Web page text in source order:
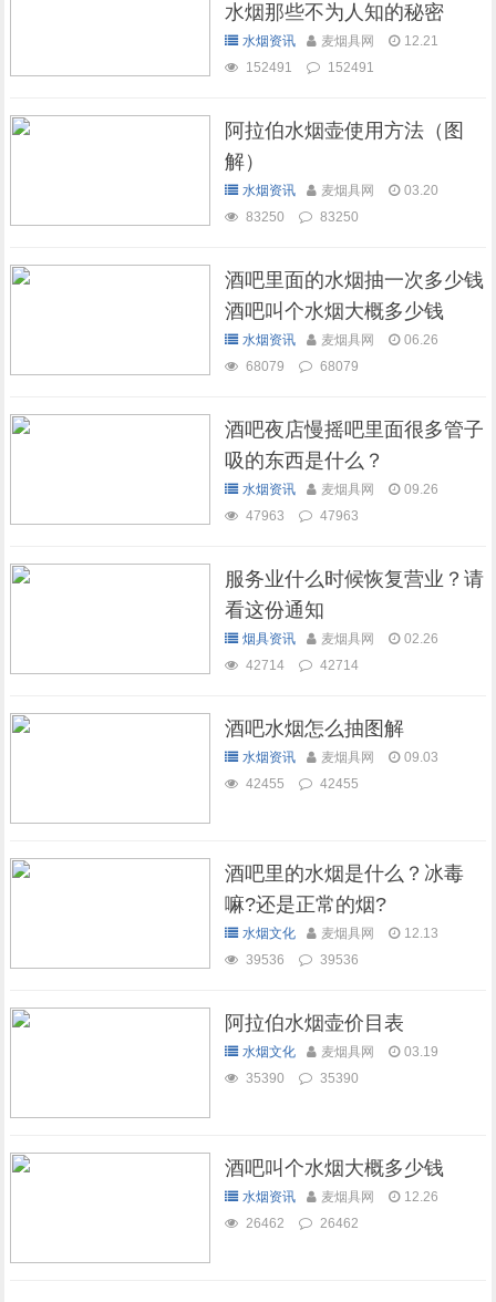
水烟那些不为人知的秘密
水烟资讯 麦烟具网
12.21
152491
152491
阿拉伯水烟壶使用方法（图
解）
水烟资讯 麦烟具网
03.20
83250
83250
酒吧里面的水烟抽一次多少钱
酒吧叫个水烟大概多少钱
水烟资讯 麦烟具网
06.26
68079
68079
酒吧夜店慢摇吧里面很多管子
吸的东西是什么？
水烟资讯 麦烟具网
09.26
47963
47963
服务业什么时候恢复营业？请
看这份通知
烟具资讯 麦烟具网
02.26
42714
42714
酒吧水烟怎么抽图解
水烟资讯 麦烟具网
09.03
42455
42455
酒吧里的水烟是什么？冰毒
嘛?还是正常的烟?
水烟文化 麦烟具网
12.13
39536
39536
阿拉伯水烟壶价目表
水烟文化 麦烟具网
03.19
35390
35390
酒吧叫个水烟大概多少钱
水烟资讯 麦烟具网
12.26
26462
26462